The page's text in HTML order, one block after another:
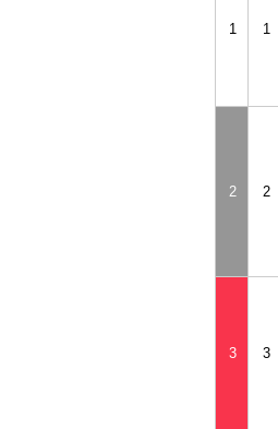
1 1
2 2
3 3